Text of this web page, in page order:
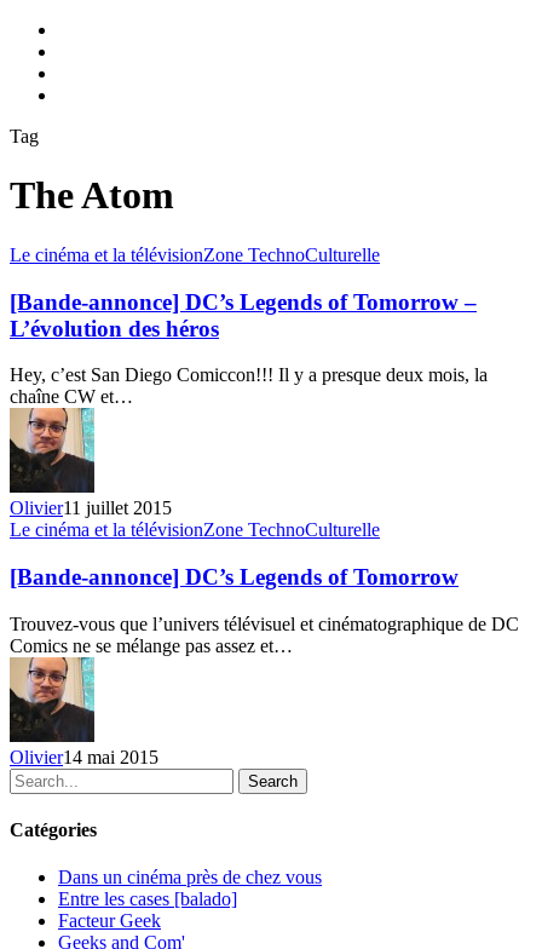
Tag
The Atom
[Bande-
DC’s
Legends
of
–
L’évolution
des
héros
Le cinéma et la télévisionZone TechnoCulturelle
[Bande-annonce] DC’s Legends of Tomorrow –
L’évolution des héros
Hey, c’est San Diego Comiccon!!! Il y a presque deux mois, la
chaîne CW et…
Olivier11 juillet 2015
[Bande-
DC’s
Legends
of
Tomorrow
Le cinéma et la télévisionZone TechnoCulturelle
[Bande-annonce] DC’s Legends of Tomorrow
Trouvez-vous que l’univers télévisuel et cinématographique de DC
Comics ne se mélange pas assez et…
Olivier14 mai 2015
Search
Catégories
Dans un cinéma près de chez vous
Entre les cases [balado]
Facteur Geek
Geeks and Com'